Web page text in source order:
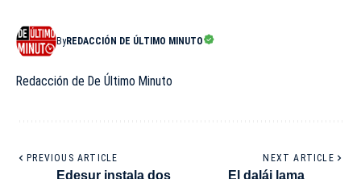
ByREDACCIÓN DE ÚLTIMO MINUTO
Redacción de De Último Minuto
PREVIOUS ARTICLE
Edesur instala dos
NEXT ARTICLE
El dalái lama